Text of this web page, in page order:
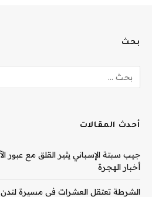
بحث
أحدث المقالات
جيب سبتة الإسباني يثير القلق مع عبور
أخبار الهجرة
الشرطة تعتقل العشرات في مسيرة لندن